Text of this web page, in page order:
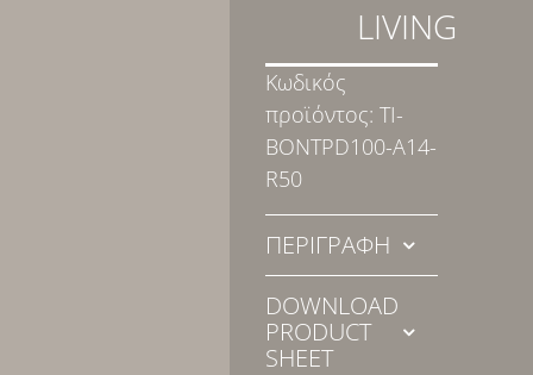
LIVING
Κωδικός
προϊόντος: TI-
BONTPD100-A14-
R50
ΠΕΡΙΓΡΑΦΗ
DOWNLOAD
PRODUCT
SHEET